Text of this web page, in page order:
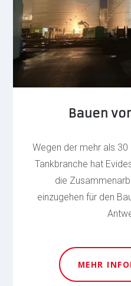
Bauen
Wegen der mehr als 30
Tankbranche hat
die
einzugehen für den
MEHR